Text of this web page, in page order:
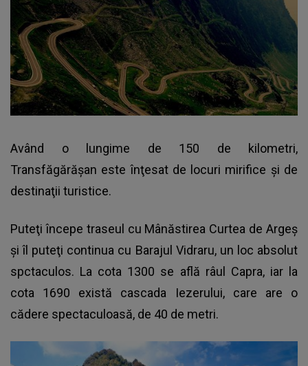
Având o lungime de 150 de kilometri,
Transfăgărăşan este înţesat de locuri mirifice şi de
destinaţii turistice.
Puteţi începe traseul cu Mânăstirea Curtea de Argeş
şi îl puteţi continua cu Barajul Vidraru, un loc absolut
spctaculos. La cota 1300 se află râul Capra, iar la
cota 1690 există cascada Iezerului, care are o
cădere spectaculoasă, de 40 de metri.